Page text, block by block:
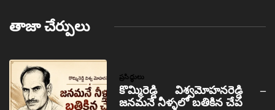
తాజా చేర్పులు
ప్రసిద్ధులు
కొమ్మిరెడ్డి విశ్వమోహనరెడ్డి –
జనమనే నీళ్ళలో బతికిన చేప